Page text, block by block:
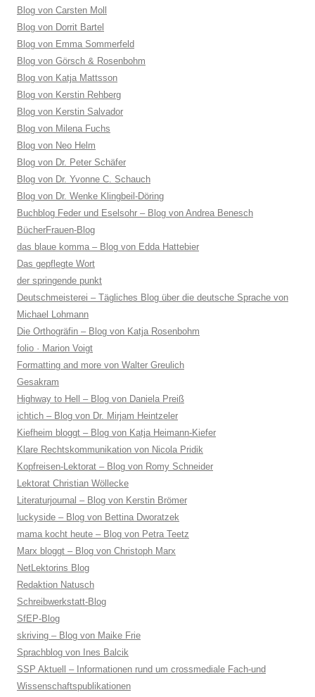
Blog von Carsten Moll
Blog von Dorrit Bartel
Blog von Emma Sommerfeld
Blog von Görsch & Rosenbohm
Blog von Katja Mattsson
Blog von Kerstin Rehberg
Blog von Kerstin Salvador
Blog von Milena Fuchs
Blog von Neo Helm
Blog von Dr. Peter Schäfer
Blog von Dr. Yvonne C. Schauch
Blog von Dr. Wenke Klingbeil-Döring
Buchblog Feder und Eselsohr – Blog von Andrea Benesch
BücherFrauen-Blog
das blaue komma – Blog von Edda Hattebier
Das gepflegte Wort
der springende punkt
Deutschmeisterei – Tägliches Blog über die deutsche Sprache von
Michael Lohmann
Die Orthogräfin – Blog von Katja Rosenbohm
folio · Marion Voigt
Formatting and more von Walter Greulich
Gesakram
Highway to Hell – Blog von Daniela Preiß
ichtich – Blog von Dr. Mirjam Heintzeler
Kiefheim bloggt – Blog von Katja Heimann-Kiefer
Klare Rechtskommunikation von Nicola Pridik
Kopfreisen-Lektorat – Blog von Romy Schneider
Lektorat Christian Wöllecke
Literaturjournal – Blog von Kerstin Brömer
luckyside – Blog von Bettina Dworatzek
mama kocht heute – Blog von Petra Teetz
Marx bloggt – Blog von Christoph Marx
NetLektorins Blog
Redaktion Natusch
Schreibwerkstatt-Blog
SfEP-Blog
skriving – Blog von Maike Frie
Sprachblog von Ines Balcik
SSP Aktuell – Informationen rund um crossmediale Fach-und
Wissenschaftspublikationen